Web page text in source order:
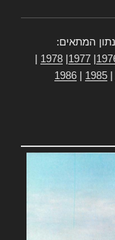
המתאים:
1977
1978
1985
1986